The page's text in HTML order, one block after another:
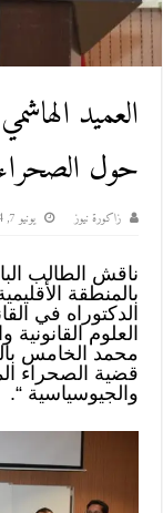
العميد
حول
زاكورة نيوز يونيو 7, 2024
ناقش الطالب
بالمنطقة
الدكتوراه في
العلوم القانونية
محمد الخامس
قضية الصحراء
والجيوسياسية “.